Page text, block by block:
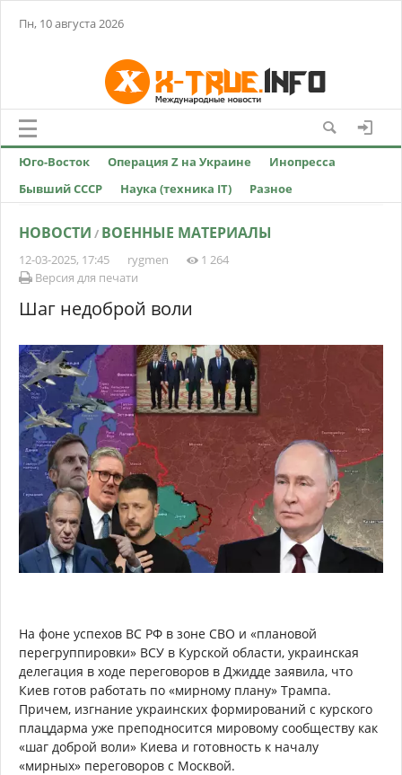
Пн, 10 августа 2026
Юго-Восток Операция Z на Украине
Инопресса
Бывший СССР
Наука (техника IT) Разное
НОВОСТИ / ВОЕННЫЕ МАТЕРИАЛЫ
12-03-2025, 17:45 rygmen
1 264
Версия для печати
Шаг недоброй воли
На фоне успехов ВС РФ в зоне СВО и «плановой
перегруппировки» ВСУ в Курской области, украинская
делегация в ходе переговоров в Джидде заявила, что
Киев готов работать по «мирному плану» Трампа.
Причем, изгнание украинских формирований с курского
плацдарма уже преподносится мировому сообществу как
«шаг доброй воли» Киева и готовность к началу
«мирных» переговоров с Москвой.